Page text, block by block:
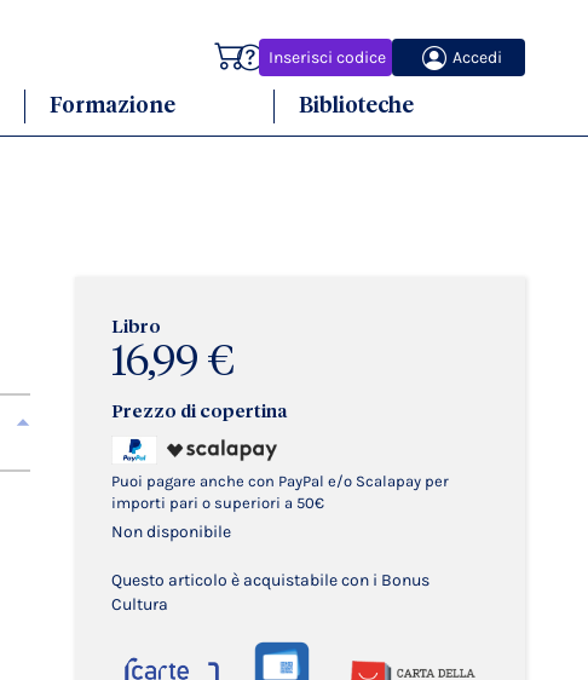
Inserisci codice Accedi
Carrello
Formazione Biblioteche
Libro
16,99 €
Prezzo di copertina
Puoi pagare anche con PayPal e/o Scalapay per
importi pari o superiori a 50€
Non disponibile
Questo articolo è acquistabile con i Bonus
Cultura